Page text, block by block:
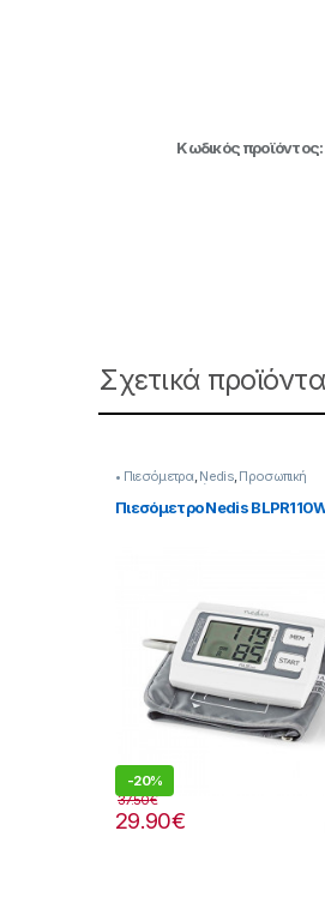
Κωδικός προϊόντος:
Σχετικά προϊόντα
• Πιεσόμετρα,Nedis,Προσωπική
Φροντίδα Υγεία-Ευεξία
Πιεσόμετρο Nedis
-20%
29.90€
37.50€